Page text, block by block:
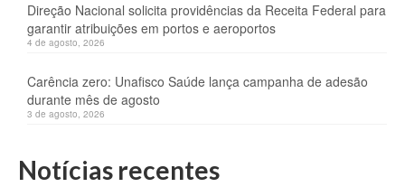
Direção Nacional solicita providências da Receita Federal para
garantir atribuições em portos e aeroportos
4 de agosto, 2026
Carência zero: Unafisco Saúde lança campanha de adesão
durante mês de agosto
3 de agosto, 2026
Notícias recentes